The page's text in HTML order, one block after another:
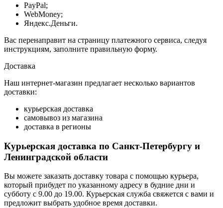
PayPal;
WebMoney;
Яндекс.Деньги.
Вас перенаправит на страницу платежного сервиса, следуя
инструкциям, заполните правильную форму.
Доставка
Наш интернет-магазин предлагает несколько вариантов
доставки:
курьерская доставка
самовывоз из магазина
доставка в регионы
Курьерская доставка по Санкт-Петербургу и
Ленинградской области
Вы можете заказать доставку товара с помощью курьера,
который прибудет по указанному адресу в будние дни и
субботу с 9.00 до 19.00. Курьерская служба свяжется с вами и
предложит выбрать удобное время доставки.